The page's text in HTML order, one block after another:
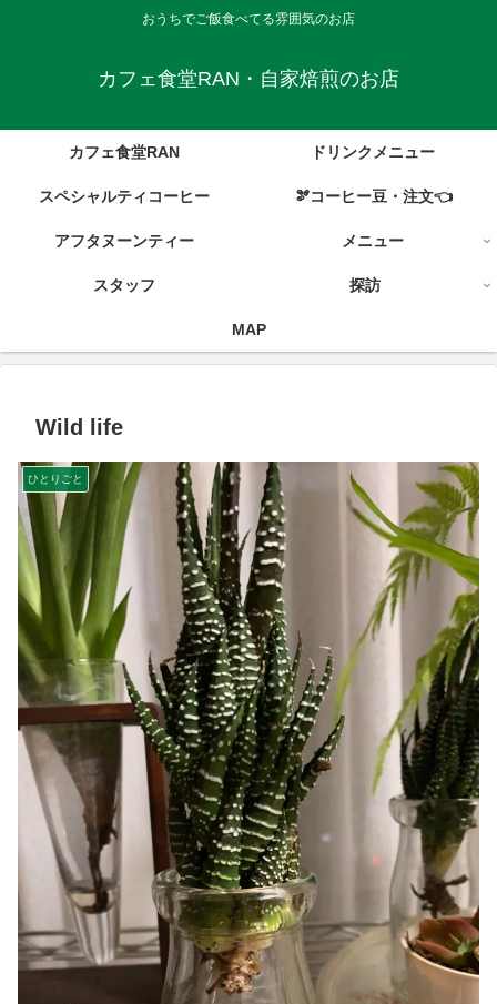
おうちでご飯食べてる雰囲気のお店
カフェ食堂RAN・自家焙煎のお店
カフェ食堂RAN ドリンクメニュー
スペシャルティコーヒー 🫘コーヒー豆・注文👈
アフタヌーンティー メニュー
スタッフ 探訪
MAP
Wild life
ひとりごと